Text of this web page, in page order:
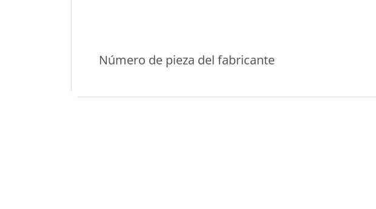
Número de pieza del fabricante